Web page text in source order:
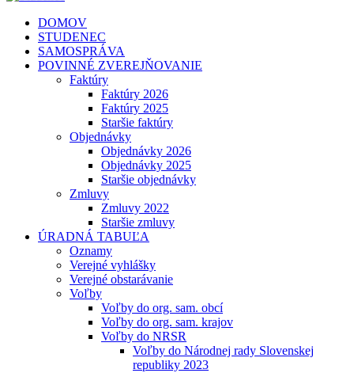
DOMOV
STUDENEC
SAMOSPRÁVA
POVINNÉ ZVEREJŇOVANIE
Faktúry
Faktúry 2026
Faktúry 2025
Staršie faktúry
Objednávky
Objednávky 2026
Objednávky 2025
Staršie objednávky
Zmluvy
Zmluvy 2022
Staršie zmluvy
ÚRADNÁ TABUĽA
Oznamy
Verejné vyhlášky
Verejné obstarávanie
Voľby
Voľby do org. sam. obcí
Voľby do org. sam. krajov
Voľby do NRSR
Voľby do Národnej rady Slovenskej
republiky 2023